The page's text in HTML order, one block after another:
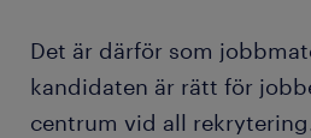
Det är därför som
kandidaten är rätt för
centrum vid all